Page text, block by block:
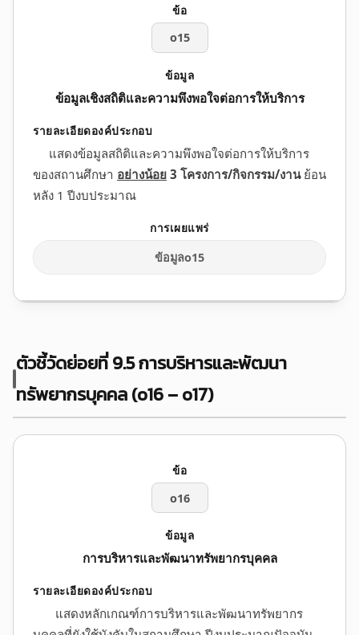
o15
ข้อมูลเชิงสถิติและความพึงพอใจต่อการให้บริการ
แสดงข้อมูลสถิติและความพึงพอใจต่อการให้บริการ
ของสถานศึกษา อย่างน้อย 3 โครงการ/กิจกรรม/งาน ย้อน
หลัง 1 ปีงบประมาณ
ข้อมูลo15
ตัวชี้วัดย่อยที่ 9.5 การบริหารและพัฒนา
ทรัพยากรบุคคล (o16 – o17)
o16
การบริหารและพัฒนาทรัพยากรบุคคล
แสดงหลักเกณฑ์การบริหารและพัฒนาทรัพยากร